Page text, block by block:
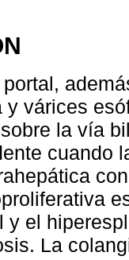
y várices
la vía
cuando
y el
La